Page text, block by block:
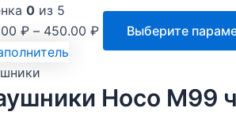
0 из 5
₽ – 450.00 ₽ Выберите
Hoco M99